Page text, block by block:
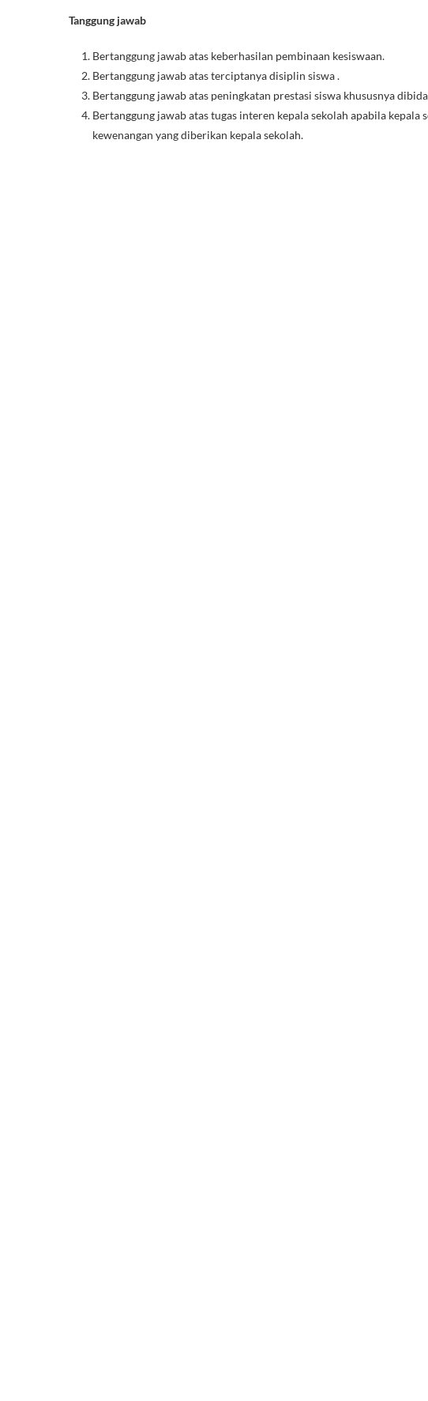
Tanggung jawab
Bertanggung jawab atas keberhasilan pembinaan kesiswaan.
Bertanggung jawab atas terciptanya disiplin siswa .
Bertanggung jawab atas peningkatan prestasi siswa khususnya
Bertanggung jawab atas tugas interen kepala sekolah apabila kepala
kewenangan yang diberikan kepala sekolah.